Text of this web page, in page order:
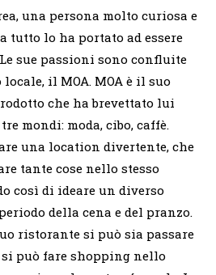
una persona molto curiosa e
tutto lo ha portato ad essere
sue passioni sono confluite
il MOA. MOA è il suo
che ha brevettato lui
mondi: moda, cibo, caffè.
una location divertente, che
tante cose nello stesso
così di ideare un diverso
della cena e del pranzo.
ristorante si può sia passare
può fare shopping nello